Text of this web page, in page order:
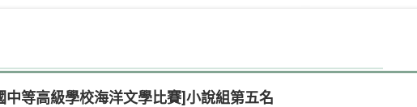
等高級學校海洋文學比賽]小說組第五名